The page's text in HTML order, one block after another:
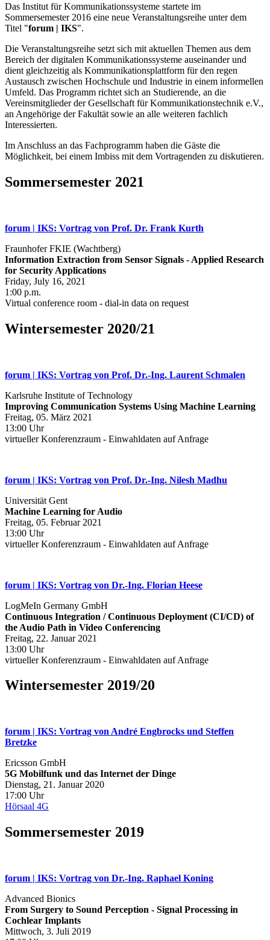
Das Institut für Kommunikationssysteme startete im
Sommersemester 2016 eine neue Veranstaltungsreihe unter dem
Titel "forum | IKS".
Die Veranstaltungsreihe setzt sich mit aktuellen Themen aus dem
Bereich der digitalen Kommunikationssysteme auseinander und
dient gleichzeitig als Kommunikationsplattform für den regen
Austausch zwischen Hochschule und Industrie in einem informellen
Umfeld. Das Programm richtet sich an Studierende, an die
Vereinsmitglieder der Gesellschaft für Kommunikationstechnik e.V.,
an Angehörige der Fakultät sowie an alle weiteren fachlich
Interessierten.
Im Anschluss an das Fachprogramm haben die Gäste die
Möglichkeit, bei einem Imbiss mit dem Vortragenden zu diskutieren.
Sommersemester 2021
forum | IKS: Vortrag von Prof. Dr. Frank Kurth
Fraunhofer FKIE (Wachtberg)
Information Extraction from Sensor Signals - Applied Research
for Security Applications
Friday, July 16, 2021
1:00 p.m.
Virtual conference room - dial-in data on request
Wintersemester 2020/21
forum | IKS: Vortrag von Prof. Dr.-Ing. Laurent Schmalen
Karlsruhe Institute of Technology
Improving Communication Systems Using Machine Learning
Freitag, 05. März 2021
13:00 Uhr
virtueller Konferenzraum - Einwahldaten auf Anfrage
forum | IKS: Vortrag von Prof. Dr.-Ing. Nilesh Madhu
Universität Gent
Machine Learning for Audio
Freitag, 05. Februar 2021
13:00 Uhr
virtueller Konferenzraum - Einwahldaten auf Anfrage
forum | IKS: Vortrag von Dr.-Ing. Florian Heese
LogMeIn Germany GmbH
Continuous Integration / Continuous Deployment (CI/CD) of
the Audio Path in Video Conferencing
Freitag, 22. Januar 2021
13:00 Uhr
virtueller Konferenzraum - Einwahldaten auf Anfrage
Wintersemester 2019/20
forum | IKS: Vortrag von André Engbrocks und Steffen
Bretzke
Ericsson GmbH
5G Mobilfunk und das Internet der Dinge
Dienstag, 21. Januar 2020
17:00 Uhr
Hörsaal 4G
Sommersemester 2019
forum | IKS: Vortrag von Dr.-Ing. Raphael Koning
Advanced Bionics
From Surgery to Sound Perception - Signal Processing in
Cochlear Implants
Mittwoch, 3. Juli 2019